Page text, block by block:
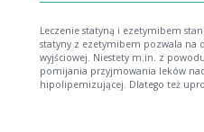
Leczenie statyną i ezetymibem
statyny z ezetymibem pozwala na
wyjściowej. Niestety m.in. z
pomijania przyjmowania leków
hipolipemizującej. Dlatego też